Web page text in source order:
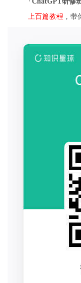
上百篇教程 ，带